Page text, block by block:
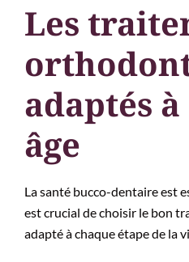
Les
adaptés
âge
La santé bucco-dentaire est
est crucial de choisir le bon
adapté à chaque étape de la